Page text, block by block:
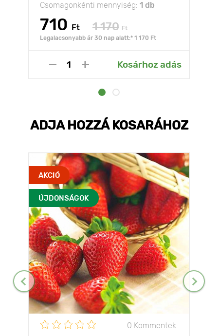
Csomagonkénti mennyiség: 1 db
710 Ft 1 170 Ft
Legalacsonyabb ár 30 nap alatt:* 1 170 Ft
Kosárhoz adás
ADJA HOZZÁ KOSARÁHOZ
AKCIÓ
ÚJDONSÁGOK
0 Kommentek